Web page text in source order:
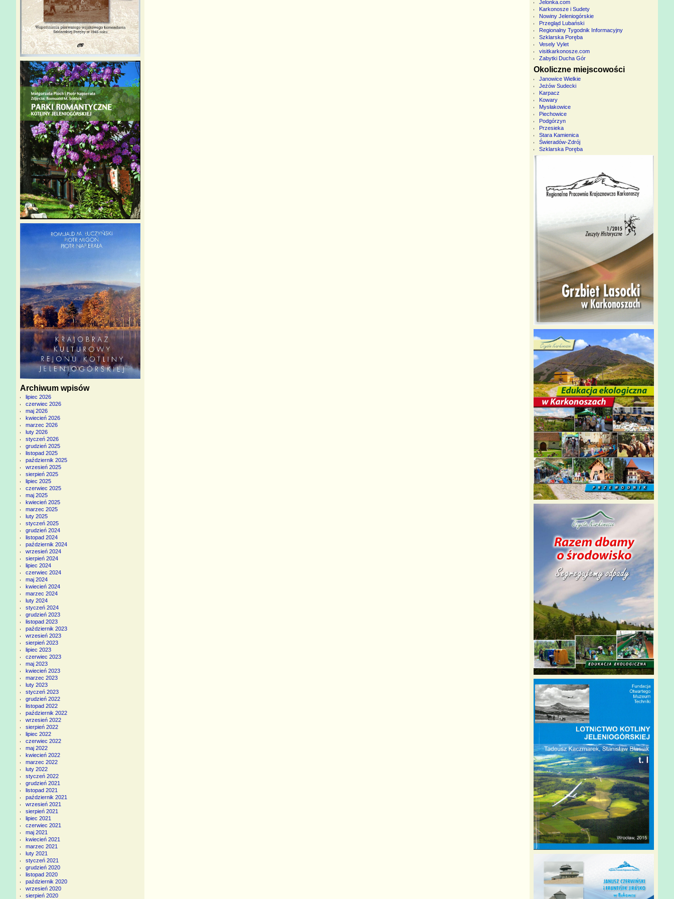
Archiwum wpisów
lipiec 2026
czerwiec 2026
maj 2026
kwiecień 2026
marzec 2026
luty 2026
styczeń 2026
grudzień 2025
listopad 2025
październik 2025
wrzesień 2025
sierpień 2025
lipiec 2025
czerwiec 2025
maj 2025
kwiecień 2025
marzec 2025
luty 2025
styczeń 2025
grudzień 2024
listopad 2024
październik 2024
wrzesień 2024
sierpień 2024
lipiec 2024
czerwiec 2024
maj 2024
kwiecień 2024
marzec 2024
luty 2024
styczeń 2024
grudzień 2023
listopad 2023
październik 2023
wrzesień 2023
sierpień 2023
lipiec 2023
czerwiec 2023
maj 2023
kwiecień 2023
marzec 2023
luty 2023
styczeń 2023
grudzień 2022
listopad 2022
październik 2022
wrzesień 2022
sierpień 2022
lipiec 2022
czerwiec 2022
maj 2022
kwiecień 2022
marzec 2022
luty 2022
styczeń 2022
grudzień 2021
listopad 2021
październik 2021
wrzesień 2021
sierpień 2021
lipiec 2021
czerwiec 2021
maj 2021
kwiecień 2021
marzec 2021
luty 2021
styczeń 2021
grudzień 2020
listopad 2020
październik 2020
wrzesień 2020
sierpień 2020
Jelonka.com
Karkonosze i Sudety
Nowiny Jeleniogórskie
Przegląd Lubański
Regionalny Tygodnik Informacyjny
Szklarska Poręba
Vesely Vylet
visitkarkonosze.com
Zabytki Ducha Gór
Okoliczne miejscowości
Janowice Wielkie
Jeżów Sudecki
Karpacz
Kowary
Mysłakowice
Piechowice
Podgórzyn
Przesieka
Stara Kamienica
Świeradów-Zdrój
Szklarska Poręba